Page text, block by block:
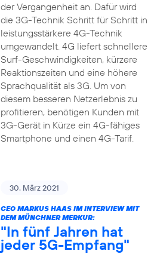
der Vergangenheit an. Dafür wird
die 3G-Technik Schritt für Schritt in
leistungsstärkere 4G-Technik
umgewandelt. 4G liefert schnellere
Surf-Geschwindigkeiten, kürzere
Reaktionszeiten und eine höhere
Sprachqualität als 3G. Um von
diesem besseren Netzerlebnis zu
profitieren, benötigen Kunden mit
3G-Gerät in Kürze ein 4G-fähiges
Smartphone und einen 4G-Tarif.
30. März 2021
CEO MARKUS HAAS IM INTERVIEW MIT
DEM MÜNCHNER MERKUR:
"In fünf Jahren hat
jeder 5G-Empfang"